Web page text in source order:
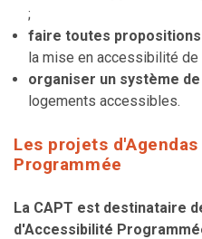
;
faire toutes
la mise en accessibilité de
organiser un système
logements accessibles.
Les projets
Programmée
La CAPT est destinataire
d'Accessibilité